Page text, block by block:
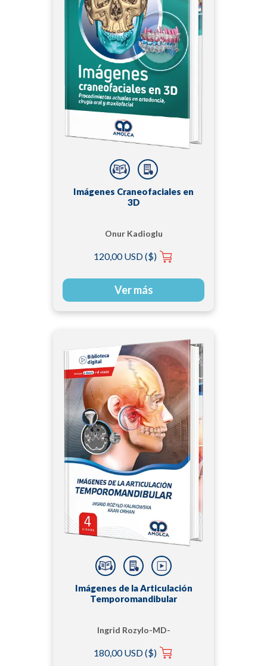
Imágenes Craneofaciales en
3D
Onur Kadioglu
120,00 USD ($)
Ver más
Imágenes de la Articulación
Temporomandibular
Ingrid Rozylo-MD-
180,00 USD ($)